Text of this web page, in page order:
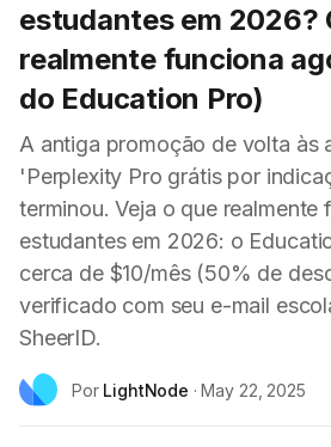
estudantes em 2026?
realmente funciona
do Education Pro)
A antiga promoção de volta às
'Perplexity Pro grátis por
terminou. Veja o que realmente
estudantes em 2026: o
cerca de $10/mês (50% de
verificado com seu e-mail
SheerID.
Por LightNode ·May 22, 2025